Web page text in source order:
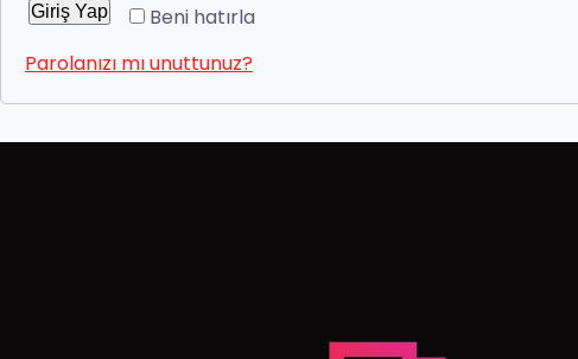
Beni hatırla
Giriş Yap
Parolanızı mı unuttunuz?